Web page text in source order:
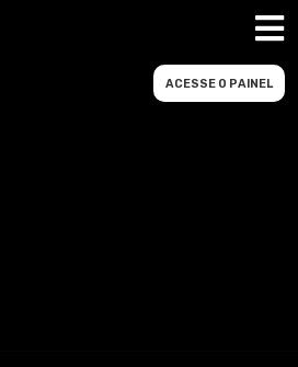
ACESSE O PAINEL